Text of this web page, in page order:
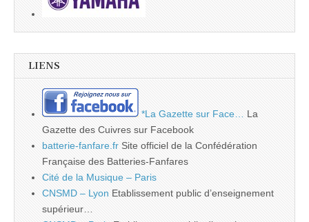
LIENS
*La Gazette sur Face… La
Gazette des Cuivres sur Facebook
batterie-fanfare.fr Site officiel de la Confédération
Française des Batteries-Fanfares
Cité de la Musique – Paris
CNSMD – Lyon Etablissement public d’enseignement
supérieur…